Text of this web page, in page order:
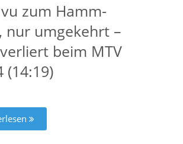
zum Hamm-
nur umgekehrt –
beim MTV
(14:19)